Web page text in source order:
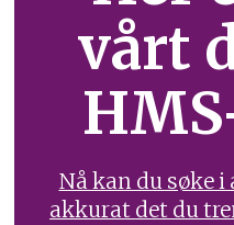
vårt
Nå kan du søke i
akkurat det du